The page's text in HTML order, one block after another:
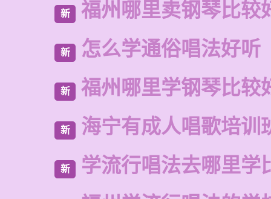
新 福州哪里卖钢琴比较
新 怎么学通俗唱法好听
新 福州哪里学钢琴比较
新 海宁有成人唱歌培训
新 学流行唱法去哪里学